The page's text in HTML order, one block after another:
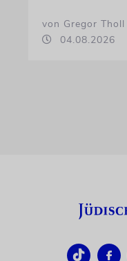
von Gregor Tholl
04.08.2026